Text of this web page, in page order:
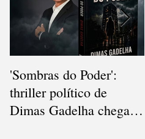
'Sombras do Poder':
thriller político de
Dimas Gadelha chega